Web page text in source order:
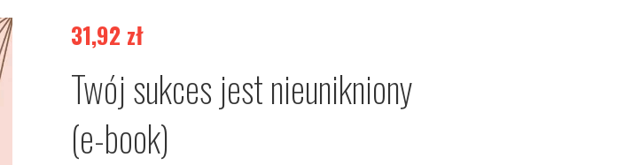
31,92 zł
Twój sukces jest nieunikniony
(e-book)